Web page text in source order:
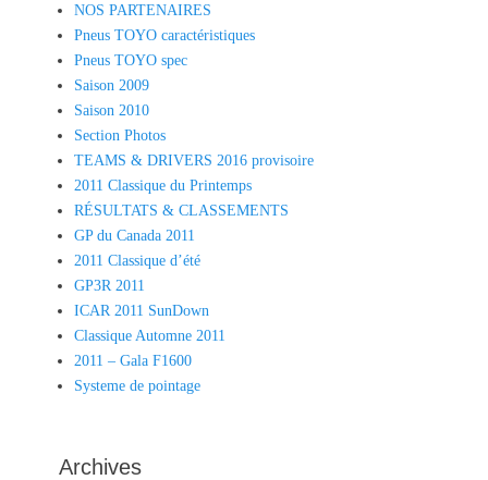
NOS PARTENAIRES
Pneus TOYO caractéristiques
Pneus TOYO spec
Saison 2009
Saison 2010
Section Photos
TEAMS & DRIVERS 2016 provisoire
2011 Classique du Printemps
RÉSULTATS & CLASSEMENTS
GP du Canada 2011
2011 Classique d’été
GP3R 2011
ICAR 2011 SunDown
Classique Automne 2011
2011 – Gala F1600
Systeme de pointage
Archives